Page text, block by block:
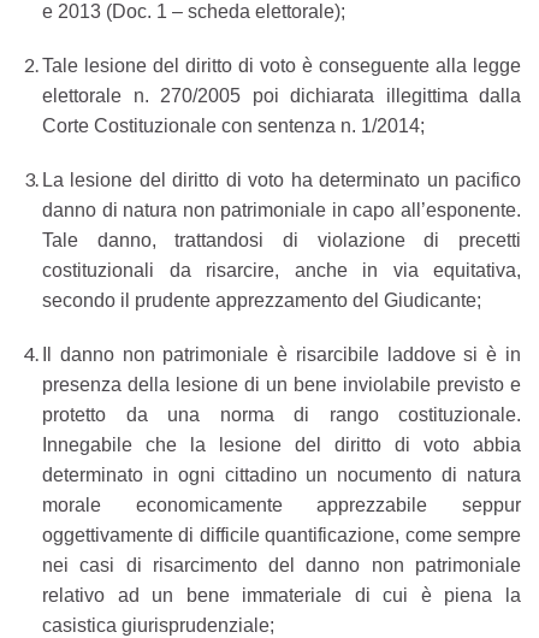
e 2013 (Doc. 1 – scheda elettorale);
Tale lesione del diritto di voto è conseguente alla legge
elettorale n. 270/2005 poi dichiarata illegittima dalla
Corte Costituzionale con sentenza n. 1/2014;
La lesione del diritto di voto ha determinato un pacifico
danno di natura non patrimoniale in capo all’esponente.
Tale danno, trattandosi di violazione di precetti
costituzionali da risarcire, anche in via equitativa,
secondo il prudente apprezzamento del Giudicante;
Il danno non patrimoniale è risarcibile laddove si è in
presenza della lesione di un bene inviolabile previsto e
protetto da una norma di rango costituzionale.
Innegabile che la lesione del diritto di voto abbia
determinato in ogni cittadino un nocumento di natura
morale economicamente apprezzabile seppur
oggettivamente di difficile quantificazione, come sempre
nei casi di risarcimento del danno non patrimoniale
relativo ad un bene immateriale di cui è piena la
casistica giurisprudenziale;